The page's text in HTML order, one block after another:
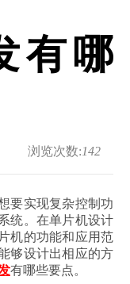
有哪
浏览次数:142
要实现复杂控制功
统。在单片机设计
机的功能和应用范
够设计出相应的方
有哪些要点。